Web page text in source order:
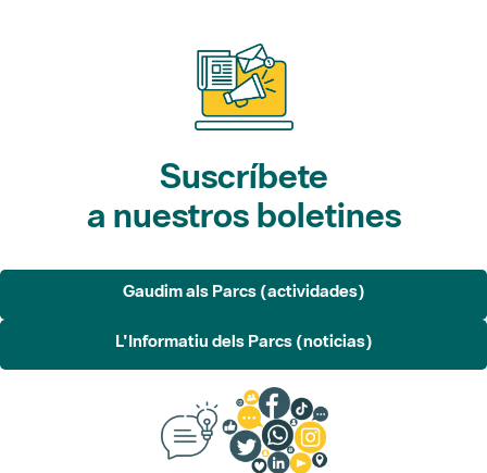
Suscríbete
a nuestros boletines
Gaudim als Parcs (actividades)
L'Informatiu dels Parcs (noticias)